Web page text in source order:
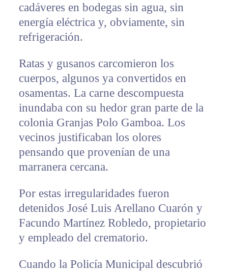
cadáveres en bodegas sin agua, sin
energía eléctrica y, obviamente, sin
refrigeración.
Ratas y gusanos carcomieron los
cuerpos, algunos ya convertidos en
osamentas. La carne descompuesta
inundaba con su hedor gran parte de la
colonia Granjas Polo Gamboa. Los
vecinos justificaban los olores
pensando que provenían de una
marranera cercana.
Por estas irregularidades fueron
detenidos José Luis Arellano Cuarón y
Facundo Martínez Robledo, propietario
y empleado del crematorio.
Cuando la Policía Municipal descubrió